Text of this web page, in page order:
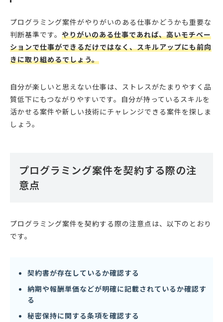
プログラミング案件がやりがいのある仕事かどうかも重要な
判断基準です。 やりがいのある仕事であれば、高いモチベー
ションで仕事ができるだけではなく、スキルアップにも前向
きに取り組めるでしょう。
自分が楽しいと思えない仕事は、ストレスがたまりやすく品
質低下にもつながりやすいです。自分が持っているスキルを
活かせる案件や新しい技術にチャレンジできる案件を探しま
しょう。
プログラミング案件を契約する際の注
意点
プログラミング案件を契約する際の注意点は、以下のとおり
です。
契約書が存在しているか確認する
納期や報酬単価などが明確に記載されているか確認す
る
秘密保持に関する条項を確認する